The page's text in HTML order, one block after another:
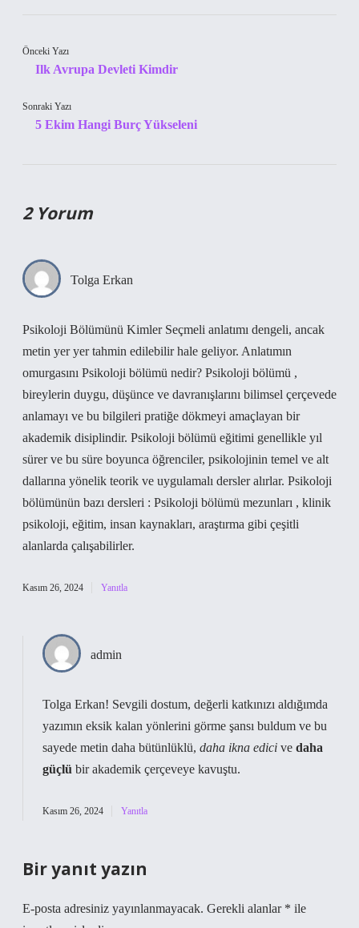
Önceki Yazı
Ilk Avrupa Devleti Kimdir
Sonraki Yazı
5 Ekim Hangi Burç Yükseleni
2 Yorum
Tolga Erkan
Psikoloji Bölümünü Kimler Seçmeli anlatımı dengeli, ancak
metin yer yer tahmin edilebilir hale geliyor. Anlatımın
omurgasını Psikoloji bölümü nedir? Psikoloji bölümü ,
bireylerin duygu, düşünce ve davranışlarını bilimsel çerçevede
anlamayı ve bu bilgileri pratiğe dökmeyi amaçlayan bir
akademik disiplindir. Psikoloji bölümü eğitimi genellikle yıl
sürer ve bu süre boyunca öğrenciler, psikolojinin temel ve alt
dallarına yönelik teorik ve uygulamalı dersler alırlar. Psikoloji
bölümünün bazı dersleri : Psikoloji bölümü mezunları , klinik
psikoloji, eğitim, insan kaynakları, araştırma gibi çeşitli
alanlarda çalışabilirler.
Kasım 26, 2024 Yanıtla
admin
Tolga Erkan! Sevgili dostum, değerli katkınızı aldığımda
yazımın eksik kalan yönlerini görme şansı buldum ve bu
sayede metin daha bütünlüklü, daha ikna edici ve daha
güçlü bir akademik çerçeveye kavuştu.
Kasım 26, 2024 Yanıtla
Bir yanıt yazın
E-posta adresiniz yayınlanmayacak. Gerekli alanlar * ile